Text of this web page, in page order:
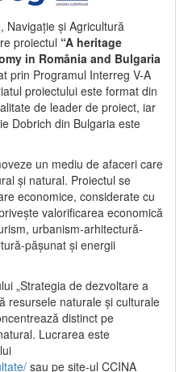
Navigație și Agricultură
proiectul “A heritage
in România and Bulgaria
prin Programul Interreg V-A
proiectului este format din
de leader de proiect, iar
Dobrich din Bulgaria este
un mediu de afaceri care
și natural. Proiectul se
economice, considerate cu
valorificarea economică
urbanism-arhitectură-
pășunat și energii
„Strategia de dezvoltare a
resursele naturale și culturale
distinct pe
Lucrarea este
sau pe site-ul CCINA